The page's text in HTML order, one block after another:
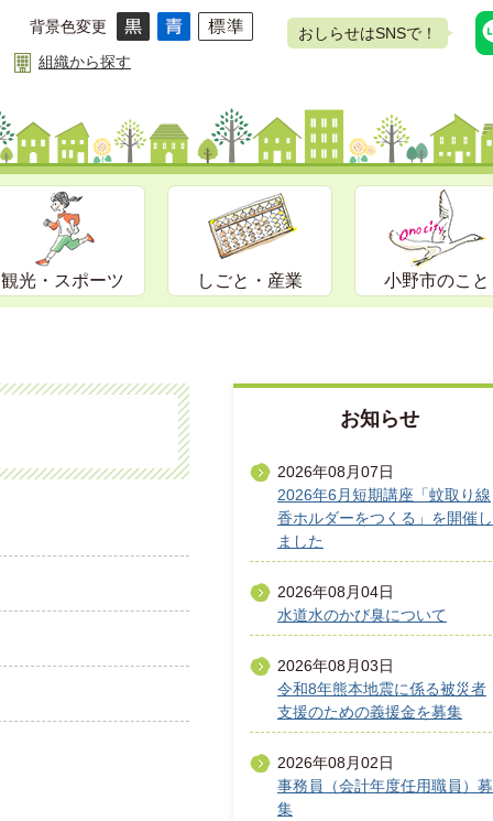
背景色変更
組織から探す
おしらせはSNSで！
観光・スポーツ しごと・産業 小野市のこと
お知らせ
2026年08月07日
2026年6月短期講座「蚊取り線
香ホルダーをつくる」を開催し
ました
2026年08月04日
水道水のかび臭について
2026年08月03日
令和8年熊本地震に係る被災者
支援のための義援金を募集
2026年08月02日
事務員（会計年度任用職員）募
集